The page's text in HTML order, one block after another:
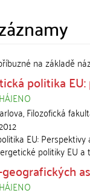
na základě
politika
Filozofická
EU:
politiky EU